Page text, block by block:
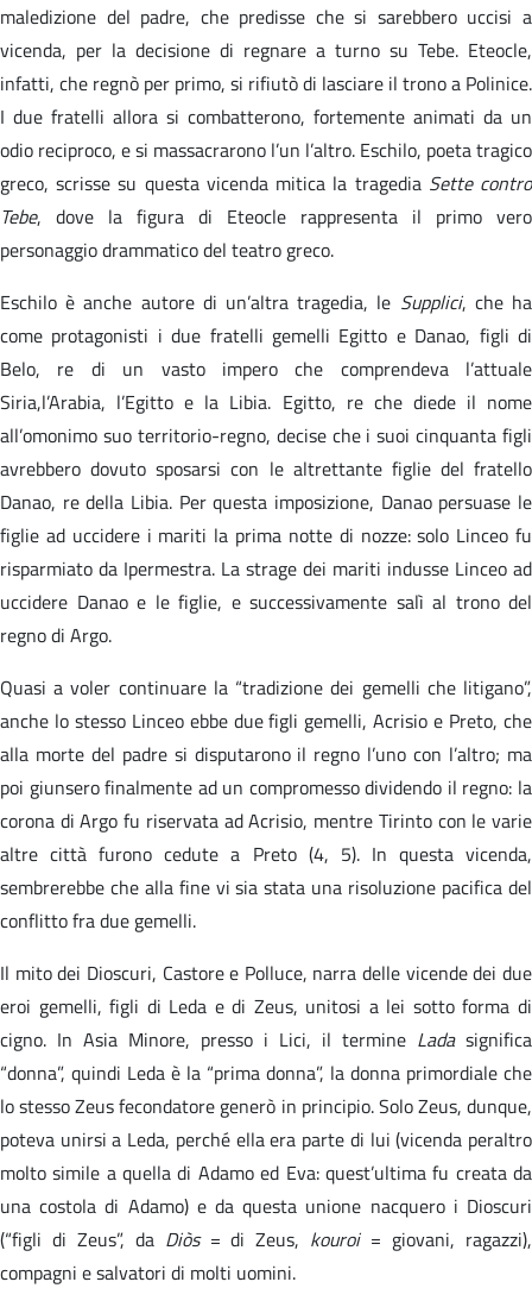
maledizione del padre, che predisse che si sarebbero uccisi a
vicenda, per la decisione di regnare a turno su Tebe. Eteocle,
infatti, che regnò per primo, si rifiutò di lasciare il trono a Polinice.
I due fratelli allora si combatterono, fortemente animati da un
odio reciproco, e si massacrarono l’un l’altro. Eschilo, poeta tragico
greco, scrisse su questa vicenda mitica la tragedia Sette contro
Tebe, dove la figura di Eteocle rappresenta il primo vero
personaggio drammatico del teatro greco.
Eschilo è anche autore di un’altra tragedia, le Supplici, che ha
come protagonisti i due fratelli gemelli Egitto e Danao, figli di
Belo, re di un vasto impero che comprendeva l’attuale
Siria,l’Arabia, l’Egitto e la Libia. Egitto, re che diede il nome
all’omonimo suo territorio-regno, decise che i suoi cinquanta figli
avrebbero dovuto sposarsi con le altrettante figlie del fratello
Danao, re della Libia. Per questa imposizione, Danao persuase le
figlie ad uccidere i mariti la prima notte di nozze: solo Linceo fu
risparmiato da Ipermestra. La strage dei mariti indusse Linceo ad
uccidere Danao e le figlie, e successivamente salì al trono del
regno di Argo.
Quasi a voler continuare la “tradizione dei gemelli che litigano”,
anche lo stesso Linceo ebbe due figli gemelli, Acrisio e Preto, che
alla morte del padre si disputarono il regno l’uno con l’altro; ma
poi giunsero finalmente ad un compromesso dividendo il regno: la
corona di Argo fu riservata ad Acrisio, mentre Tirinto con le varie
altre città furono cedute a Preto (4, 5). In questa vicenda,
sembrerebbe che alla fine vi sia stata una risoluzione pacifica del
conflitto fra due gemelli.
Il mito dei Dioscuri, Castore e Polluce, narra delle vicende dei due
eroi gemelli, figli di Leda e di Zeus, unitosi a lei sotto forma di
cigno. In Asia Minore, presso i Lici, il termine Lada significa
“donna”, quindi Leda è la “prima donna”, la donna primordiale che
lo stesso Zeus fecondatore generò in principio. Solo Zeus, dunque,
poteva unirsi a Leda, perché ella era parte di lui (vicenda peraltro
molto simile a quella di Adamo ed Eva: quest’ultima fu creata da
una costola di Adamo) e da questa unione nacquero i Dioscuri
(“figli di Zeus”, da Diòs = di Zeus, kouroi = giovani, ragazzi),
compagni e salvatori di molti uomini.